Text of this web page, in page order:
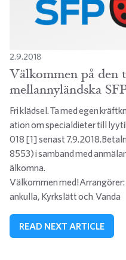
2.9.2018
Välkommen på den
mellannyländska
Fri klädsel. Ta med egen
ation om specialdieter till
018 [1] senast
8553) i samband med
älkomna.
Välkommen med!Arrangörer:
ankulla, Kyrkslätt och Vanda
READ NEXT ARTICLE